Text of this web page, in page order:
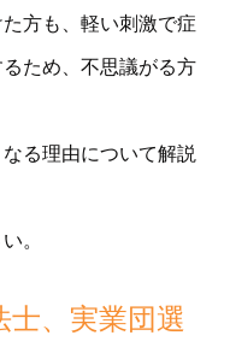
方も、軽い刺激で症
ため、不思議がる方
る理由について解説
。
士、実業団選